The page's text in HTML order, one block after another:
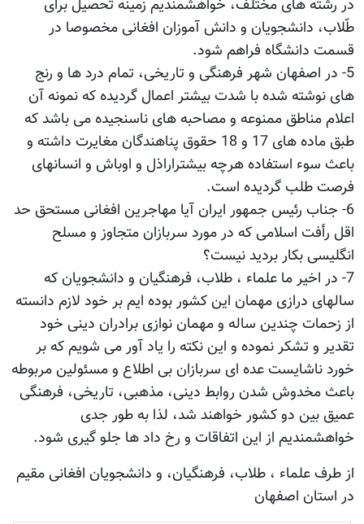
در رشته های مختلف، خواهشمندیم زمینه تحصیل برای
طّلاب، دانشجویان و دانش آموزان افغانی مخصوصا در
قسمت دانشگاه فراهم شود.
5- در اصفهان شهر فرهنگی و تاریخی، تمام درد ها و رنج
های نوشته شده با شدت بیشتر اعمال گردیده که نمونه آن
اعلام مناطق ممنوعه و مصاحبه های ناسنجیده می باشد که
طبق ماده های 17 و 18 حقوق پناهندگان مغایرت داشته و
باعث سوء استفاده هرچه بیشتراراذل و اوباش و انسانهای
فرصت طلب گردیده است.
6- جناب رئیس جمهور ایران آیا مهاجرین افغانی مستحق حد
اقل رأفت اسلامی که در مورد سربازان متجاوز و مسلح
انگلیسی بکار بردید نیست؟
7- در اخیر ما علماء ، طلاب، فرهنگیان و دانشجویان که
سالهای درازی مهمان این کشور بوده ایم بر خود لازم دانسته
از زحمات چندین ساله و مهمان نوازی برادران دینی خود
تقدیر و تشکر نموده و این نکته را یاد آور می شویم که بر
خورد ناشایست عده ای سربازان بی اطلاع و مسئولین مربوطه
باعث مخدوش شدن روابط دینی، مذهبی، تاریخی، فرهنگی
عمیق بین دو کشور خواهند شد، لذا به طور جدی
خواهشمندیم از این اتفاقات و رخ داد ها جلو گیری شود.
از طرف علماء ، طلاب، فرهنگیان، و دانشجویان افغانی مقیم
در استان اصفهان